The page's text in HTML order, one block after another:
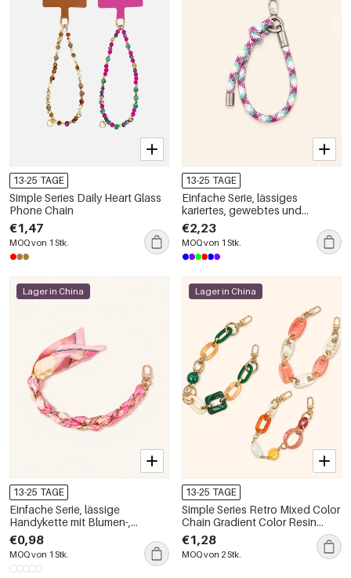
13-25 TAGE
Simple Series Daily Heart Glass
Phone Chain
€1,47
MOQ von 1 Stk.
13-25 TAGE
Einfache Serie, lässiges
kariertes, gewebtes und
geflochtenes Seil-Handykabel
in verschiedenen Farben
€2,23
MOQ von 1 Stk.
Lager in China
13-25 TAGE
Einfache Serie, lässige
Handykette mit Blumen-,
Leoparden-, Streifen-, Karo- und
Punktmuster, gewebt aus
farbverlaufendem Stoff
€0,98
MOQ von 1 Stk.
Lager in China
13-25 TAGE
Simple Series Retro Mixed Color
Chain Gradient Color Resin
Phone Chain
€1,28
MOQ von 2 Stk.